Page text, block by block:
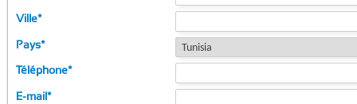
Ville*
Pays*
Téléphone*
E-mail*